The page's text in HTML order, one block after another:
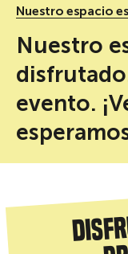
Nuestro espacio
Nuestro
evento.